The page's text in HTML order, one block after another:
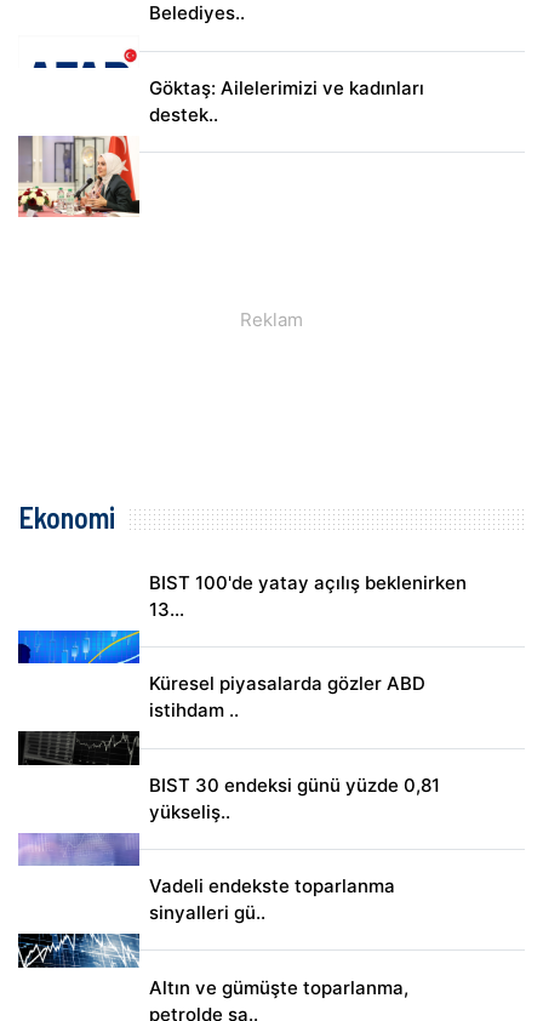
Belediyes..
Göktaş: Ailelerimizi ve kadınları
destek..
Ekonomi
BIST 100'de yatay açılış beklenirken
13...
Küresel piyasalarda gözler ABD
istihdam ..
BIST 30 endeksi günü yüzde 0,81
yükseliş..
Vadeli endekste toparlanma
sinyalleri gü..
Altın ve gümüşte toparlanma,
petrolde sa..